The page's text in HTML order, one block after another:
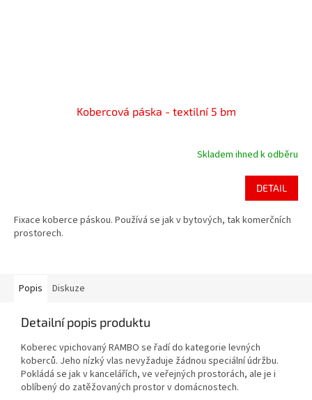
Kobercová páska - textilní 5 bm
Skladem ihned k odběru
DETAIL
Fixace koberce páskou. Používá se jak v bytových, tak komerčních
prostorech.
Popis Diskuze
Detailní popis produktu
Koberec vpichovaný RAMBO se řadí do kategorie levných
koberců. Jeho nízký vlas nevyžaduje žádnou speciální údržbu.
Pokládá se jak v kancelářích, ve veřejných prostorách, ale je i
oblíbený do zatěžovaných prostor v domácnostech.